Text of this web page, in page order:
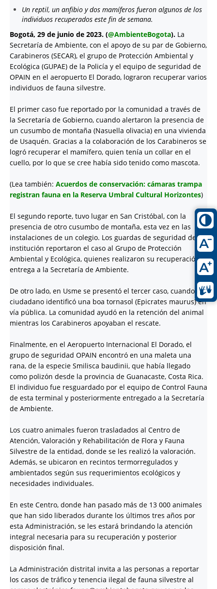
Un reptil, un anfibio y dos mamíferos fueron algunos de los
individuos recuperados este fin de semana.
Bogotá, 29 de junio de 2023. (@AmbienteBogota). La
Secretaría de Ambiente, con el apoyo de su par de Gobierno,
Carabineros (SECAR), el grupo de Protección Ambiental y
Ecológica (GUPAE) de la Policía y el equipo de seguridad de
OPAIN en el aeropuerto El Dorado, lograron recuperar varios
individuos de fauna silvestre.
El primer caso fue reportado por la comunidad a través de
la Secretaría de Gobierno, cuando alertaron la presencia de
un cusumbo de montaña (Nasuella olivacia) en una vivienda
de Usaquén. Gracias a la colaboración de los Carabineros se
logró recuperar el mamífero, quien tenía un collar en el
cuello, por lo que se cree había sido tenido como mascota.
(Lea también: Acuerdos de conservación: cámaras trampa
registran fauna en la Reserva Umbral Cultural Horizontes)
El segundo reporte, tuvo lugar en San Cristóbal, con la
presencia de otro cusumbo de montaña, esta vez en las
instalaciones de un colegio. Los guardas de seguridad de la
institución reportaron el caso al Grupo de Protección
Ambiental y Ecológica, quienes realizaron su recuperación y
entrega a la Secretaría de Ambiente.
De otro lado, en Usme se presentó el tercer caso, cuando un
ciudadano identificó una boa tornasol (Epicrates maurus) en
vía pública. La comunidad ayudó en la retención del animal
mientras los Carabineros apoyaban el rescate.
Finalmente, en el Aeropuerto Internacional El Dorado, el
grupo de seguridad OPAIN encontró en una maleta una
rana, de la especie Smilisca baudinii, que había llegado
como polizón desde la provincia de Guanacaste, Costa Rica.
El individuo fue resguardado por el equipo de Control Fauna
de esta terminal y posteriormente entregado a la Secretaría
de Ambiente.
Los cuatro animales fueron trasladados al Centro de
Atención, Valoración y Rehabilitación de Flora y Fauna
Silvestre de la entidad, donde se les realizó la valoración.
Además, se ubicaron en recintos termorregulados y
ambientados según sus requerimientos ecológicos y
necesidades individuales.
En este Centro, donde han pasado más de 13 000 animales
que han sido liberados durante los últimos tres años por
esta Administración, se les estará brindando la atención
integral necesaria para su recuperación y posterior
disposición final.
La Administración distrital invita a las personas a reportar
los casos de tráfico y tenencia ilegal de fauna silvestre al